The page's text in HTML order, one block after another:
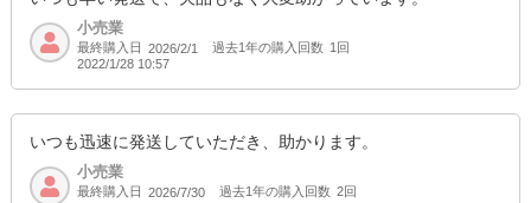
小売業
最終購入日 2026/2/1 過去1年の購入回数 1回
2022/1/28 10:57
いつも迅速に発送していただき、助かります。
小売業
最終購入日 2026/7/30 過去1年の購入回数 2回